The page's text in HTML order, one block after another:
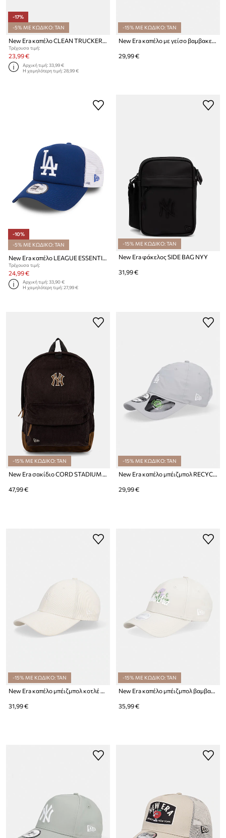
-17%
-5% ΜΕ ΚΩΔΙΚΟ: TAN
New Era καπέλο CLEAN TRUCKER NYY
Τρέχουσα τιμή:
23,99 €
Αρχική τιμή:33,99 €
Η χαμηλότερη τιμή:28,99 €
-15% ΜΕ ΚΩΔΙΚΟ: TAN
New Era καπέλο με γείσο βαμβακερό SLOGAN 920
29,99 €
-10%
-5% ΜΕ ΚΩΔΙΚΟ: TAN
New Era καπέλο LEAGUE ESSENTIAL 9TWENTY®
Τρέχουσα τιμή:
24,99 €
Αρχική τιμή:33,90 €
Η χαμηλότερη τιμή:27,99 €
-15% ΜΕ ΚΩΔΙΚΟ: TAN
New Era φάκελος SIDE BAG NYY
31,99 €
-15% ΜΕ ΚΩΔΙΚΟ: TAN
New Era σακίδιο CORD STADIUM NYY
47,99 €
-15% ΜΕ ΚΩΔΙΚΟ: TAN
New Era καπέλο μπέιζμπολ RECYCLED MINI 920 LA DODGERS
29,99 €
-15% ΜΕ ΚΩΔΙΚΟ: TAN
31,99 €
-15% ΜΕ ΚΩΔΙΚΟ: TAN
35,99 €